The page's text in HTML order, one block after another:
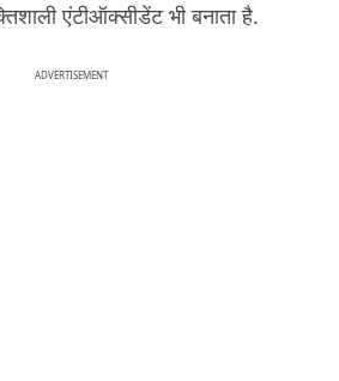
एंटीऑक्‍सीडेंट भी बनाता है.
ADVERTISEMENT